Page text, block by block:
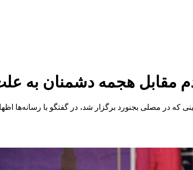
مقابل هجمه دشمنان به
در مصلی بجنورد برگزار شد، در گفتگو با رسانه‌ها